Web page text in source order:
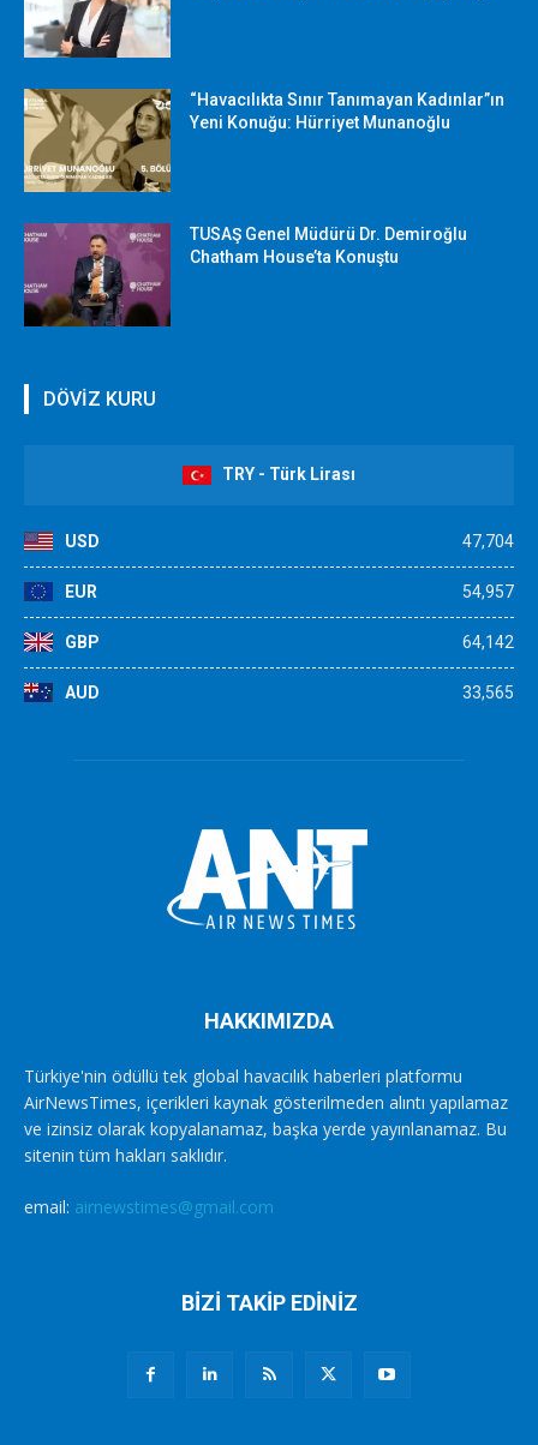
“Havacılıkta Sınır Tanımayan Kadınlar”ın
Yeni Konuğu: Hürriyet Munanoğlu
TUSAŞ Genel Müdürü Dr. Demiroğlu
Chatham House’ta Konuştu
DÖVİZ KURU
TRY - Türk Lirası
USD 47,704
EUR 54,957
GBP 64,142
AUD 33,565
HAKKIMIZDA
Türkiye'nin ödüllü tek global havacılık haberleri platformu
AirNewsTimes, içerikleri kaynak gösterilmeden alıntı yapılamaz
ve izinsiz olarak kopyalanamaz, başka yerde yayınlanamaz. Bu
sitenin tüm hakları saklıdır.
email: airnewstimes@gmail.com
BİZİ TAKİP EDİNİZ